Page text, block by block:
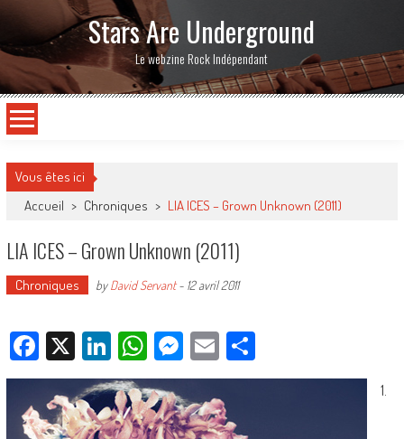
Stars Are Underground
Le webzine Rock Indépendant
Vous êtes ici
Accueil > Chroniques > LIA ICES – Grown Unknown (2011)
LIA ICES – Grown Unknown (2011)
Chroniques byDavid Servant- 12 avril 2011
Facebook
X LinkedIn
WhatsApp
Messenger
EmailPartager
1.